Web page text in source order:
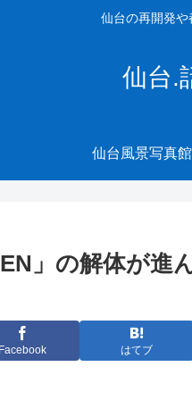
仙台の再開発
仙台.
仙台風景写真
」の解体が進
Facebook はてブ